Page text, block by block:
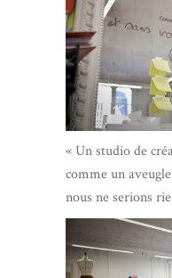
« Un studio de
comme un
nous ne serions